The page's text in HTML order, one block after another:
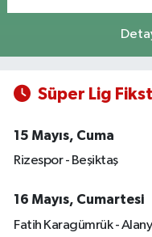
Süper Lig
15 Mayıs, Cuma
Rizespor - Beşiktaş
16 Mayıs, Cumartesi
Fatih Karagümrük -